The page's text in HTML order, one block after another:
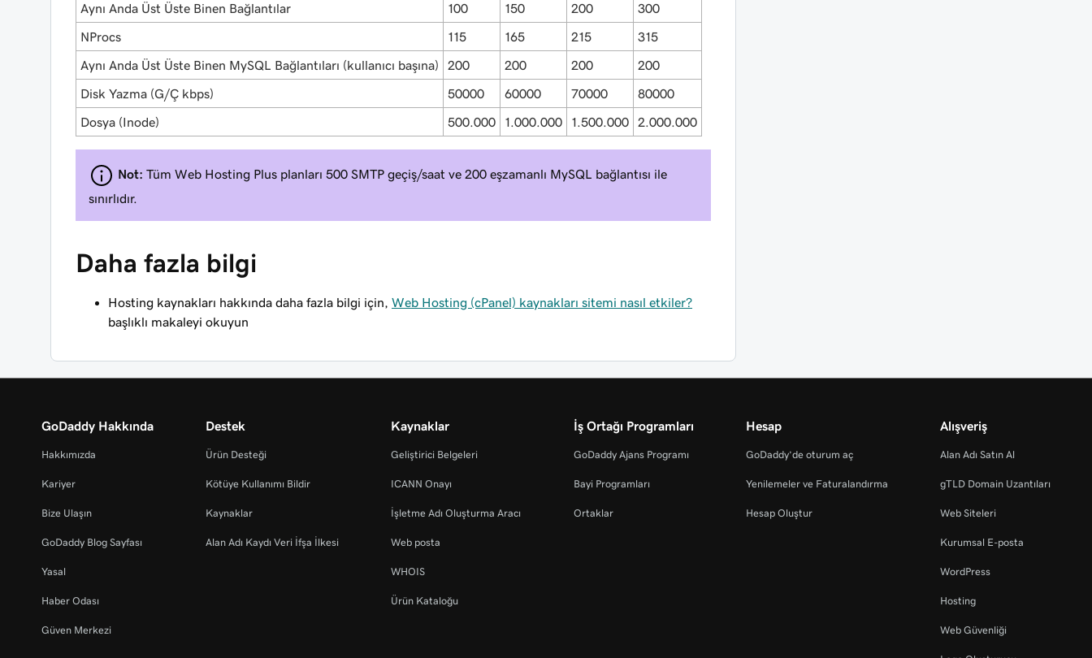
Aynı Anda Üst Üste Binen Bağlantılar 100 150 200 300
NProcs 115 165 215 315
Aynı Anda Üst Üste Binen MySQL Bağlantıları (kullanıcı başına) 200 200 200 200
Disk Yazma (G/Ç kbps) 50000 60000 70000 80000
Dosya (Inode) 500.000 1.000.000 1.500.000 2.000.000
Not: Tüm Web Hosting Plus planları 500 SMTP geçiş/saat ve 200 eşzamanlı MySQL bağlantısı ile
sınırlıdır.
Daha fazla bilgi
Hosting kaynakları hakkında daha fazla bilgi için, Web Hosting (cPanel) kaynakları sitemi nasıl etkiler?
başlıklı makaleyi okuyun
GoDaddy Hakkında
Hakkımızda
Kariyer
Bize Ulaşın
GoDaddy Blog Sayfası
Yasal
Haber Odası
Güven Merkezi
Destek
Ürün Desteği
Kötüye Kullanımı Bildir
Kaynaklar
Alan Adı Kaydı Veri İfşa İlkesi
Kaynaklar
Geliştirici Belgeleri
ICANN Onayı
İşletme Adı Oluşturma Aracı
Web posta
WHOIS
Ürün Kataloğu
İş Ortağı Programları
GoDaddy Ajans Programı
Bayi Programları
Ortaklar
Hesap
GoDaddy’de oturum aç
Yenilemeler ve Faturalandırma
Hesap Oluştur
Alışveriş
Alan Adı Satın Al
gTLD Domain Uzantıları
Web Siteleri
Kurumsal E-posta
WordPress
Hosting
Web Güvenliği